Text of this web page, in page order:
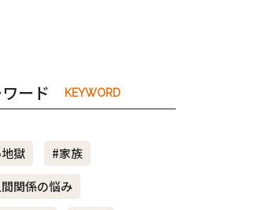
ード KEYWORD
獄
#家族
関係の悩み